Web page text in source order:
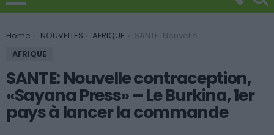
You are here:
Home NOUVELLES AFRIQUE
SANTE: Nouvelle contraception, «Sayana Press» – Le Burkina, 1er pays à lancer la commande
AFRIQUE
SANTE: Nouvelle contraception,
«Sayana Press» – Le Burkina, 1er
pays à lancer la commande